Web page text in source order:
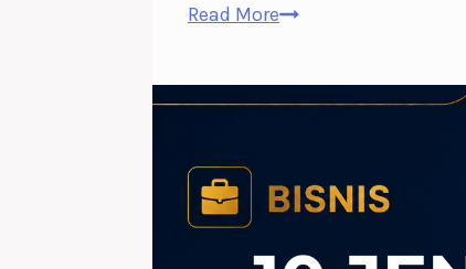
Read More7
Itu
Profesi
Sedang